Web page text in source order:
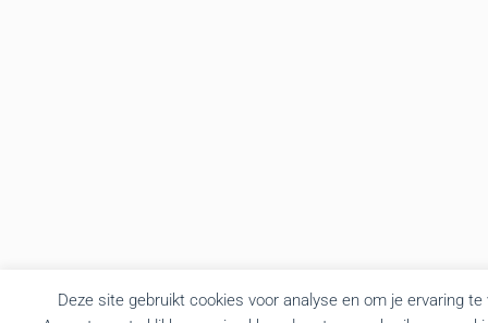
Deze site gebruikt cookies voor analyse en om je ervaring